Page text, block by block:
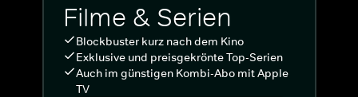
Filme & Serien
Blockbuster kurz nach dem Kino
Exklusive und preisgekrönte Top-Serien
Auch im günstigen Kombi-Abo mit Apple
TV